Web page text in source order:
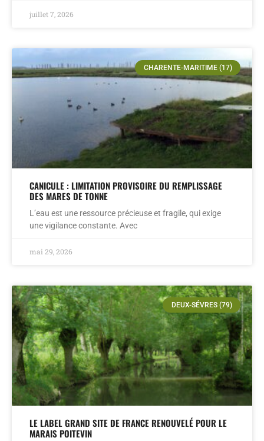
juillet 7, 2026
CHARENTE-MARITIME (17)
CANICULE : LIMITATION PROVISOIRE DU REMPLISSAGE
DES MARES DE TONNE
L’eau est une ressource précieuse et fragile, qui exige
une vigilance constante. Avec
mai 29, 2026
DEUX-SÉVRES (79)
LE LABEL GRAND SITE DE FRANCE RENOUVELÉ POUR LE
MARAIS POITEVIN